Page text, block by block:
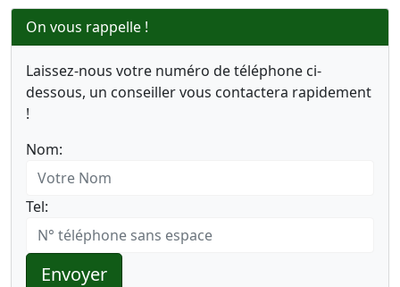
On vous rappelle !
Laissez-nous votre numéro de téléphone ci-
dessous, un conseiller vous contactera rapidement
!
Nom:
Tel:
Envoyer